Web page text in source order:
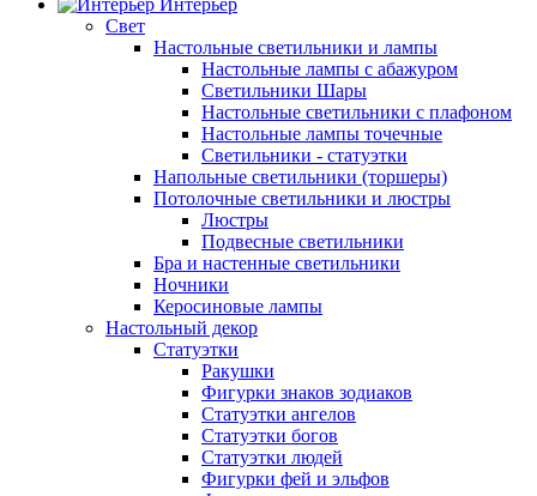
Интерьер
Свет
Настольные светильники и лампы
Настольные лампы с абажуром
Светильники Шары
Настольные светильники с плафоном
Настольные лампы точечные
Светильники - статуэтки
Напольные светильники (торшеры)
Потолочные светильники и люстры
Люстры
Подвесные светильники
Бра и настенные светильники
Ночники
Керосиновые лампы
Настольный декор
Статуэтки
Ракушки
Фигурки знаков зодиаков
Статуэтки ангелов
Статуэтки богов
Статуэтки людей
Фигурки фей и эльфов